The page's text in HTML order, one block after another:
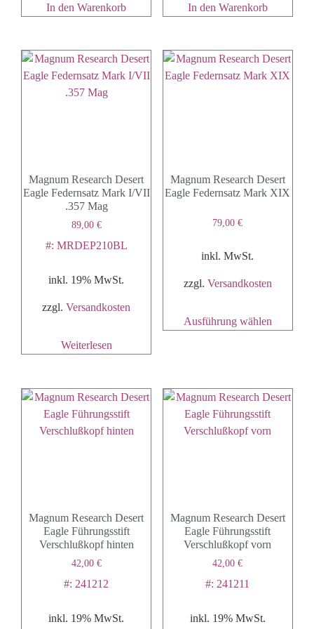
In den Warenkorb In den Warenkorb
Magnum Research Desert
Eagle Federnsatz Mark I/VII
.357 Mag
89,00 €
#: MRDEP210BL
inkl. 19% MwSt.
zzgl.Versandkosten
Weiterlesen
Magnum Research Desert
Eagle Federnsatz Mark XIX
79,00€
inkl. MwSt.
zzgl. Versandkosten
Ausführung wählen
Magnum Research Desert
Eagle Führungsstift
Verschlußkopf hinten
42,00 €
#: 241212
inkl. 19% MwSt.
Magnum Research Desert
Eagle Führungsstift
Verschlußkopf vorn
42,00€
#: 241211
inkl. 19% MwSt.